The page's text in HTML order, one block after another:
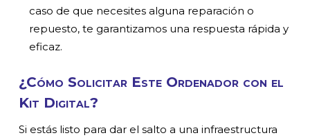
caso de que necesites alguna reparación o
repuesto, te garantizamos una respuesta rápida y
eficaz.
¿Cómo Solicitar Este Ordenador con el
Kit Digital?
Si estás listo para dar el salto a una infraestructura